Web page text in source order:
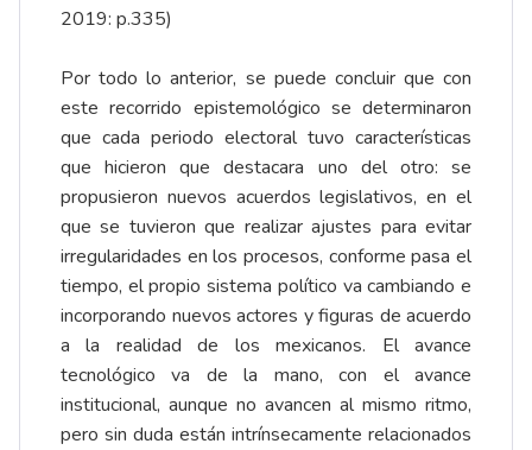
2019: p.335)
Por todo lo anterior, se puede concluir que con
este recorrido epistemológico se determinaron
que cada periodo electoral tuvo características
que hicieron que destacara uno del otro: se
propusieron nuevos acuerdos legislativos, en el
que se tuvieron que realizar ajustes para evitar
irregularidades en los procesos, conforme pasa el
tiempo, el propio sistema político va cambiando e
incorporando nuevos actores y figuras de acuerdo
a la realidad de los mexicanos. El avance
tecnológico va de la mano, con el avance
institucional, aunque no avancen al mismo ritmo,
pero sin duda están intrínsecamente relacionados